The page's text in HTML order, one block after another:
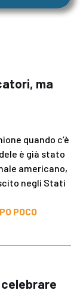
ma
quando c’è
è già stato
americano,
negli Stati
POCO
celebrare